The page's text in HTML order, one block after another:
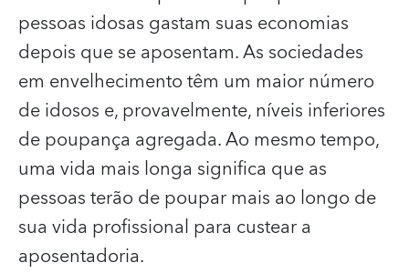
pessoas idosas gastam suas economias
depois que se aposentam. As sociedades
em envelhecimento têm um maior número
de idosos e, provavelmente, níveis inferiores
de poupança agregada. Ao mesmo tempo,
uma vida mais longa significa que as
pessoas terão de poupar mais ao longo de
sua vida profissional para custear a
aposentadoria.